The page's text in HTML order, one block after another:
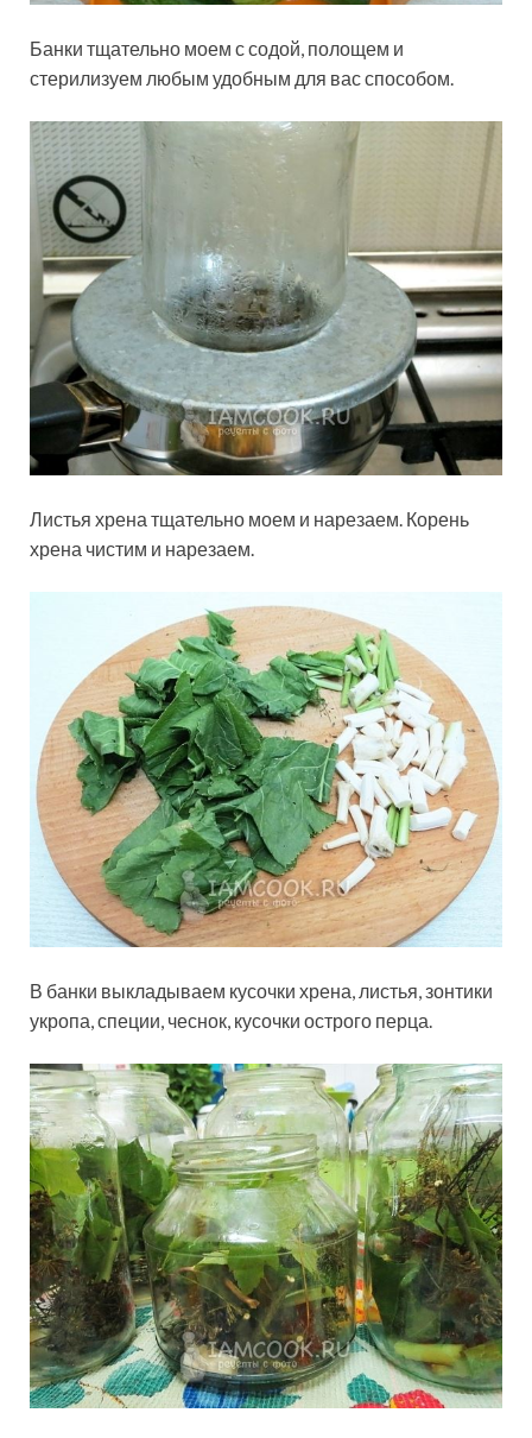
Банки тщательно моем с содой, полощем и
стерилизуем любым удобным для вас способом.
Листья хрена тщательно моем и нарезаем. Корень
хрена чистим и нарезаем.
В банки выкладываем кусочки хрена, листья, зонтики
укропа, специи, чеснок, кусочки острого перца.